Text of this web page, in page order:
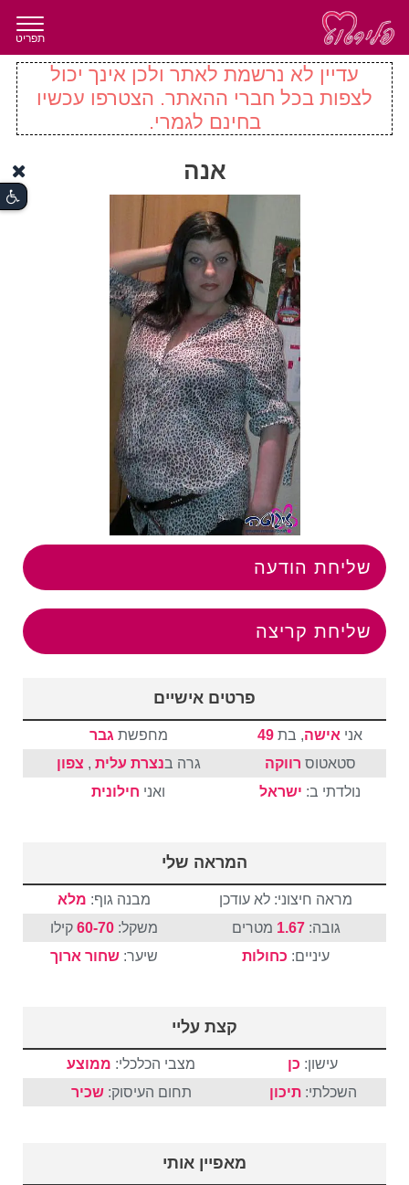
תפריט
עדיין לא נרשמת לאתר ולכן אינך יכול
לצפות בכל חברי ההאתר. הצטרפו עכשיו
בחינם לגמרי.
אנה
שליחת הודעה
שליחת קריצה
פרטים אישיים
אני אישה, בת 49 מחפשת גבר
סטאטוס רווקה גרה בנצרת עלית , צפון
נולדתי ב: ישראל ואני חילונית
המראה שלי
מראה חיצוני: לא עודכן מבנה גוף: מלא
גובה:1.67 מטרים משקל: 60-70 קילו
עיניים: כחולות שיער: שחור ארוך
קצת עליי
עישון: כן מצבי הכלכלי: ממוצע
השכלתי:תיכון תחום העיסוק:שכיר
מאפיין אותי